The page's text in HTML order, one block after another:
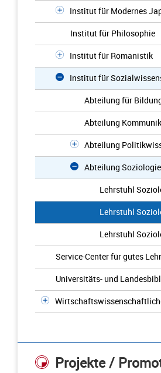
Institut für Modernes
Institut für Philosophie
Institut für Romanistik
Institut für
Abteilung für
Abteilung
Abteilung
Abteilung Soziologie
Lehrstuhl
Lehrstuhl
Lehrstuhl
Service-Center für gutes
Universitäts- und
Projekte /